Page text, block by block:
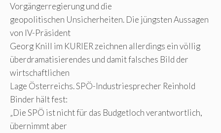
Vorgängerregierung und die
geopolitischen Unsicherheiten. Die jüngsten Aussagen
von IV-Präsident
Georg Knill im KURIER zeichnen allerdings ein völlig
überdramatisierendes und damit falsches Bild der
wirtschaftlichen
Lage Österreichs. SPÖ-Industriesprecher Reinhold
Binder hält fest:
„Die SPÖ ist nicht für das Budgetloch verantwortlich,
übernimmt aber